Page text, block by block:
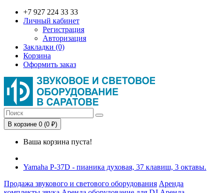
+7 927 224 33 33
Личный кабинет
Регистрация
Авторизация
Закладки (0)
Корзина
Оформить заказ
В корзине 0 (0 ₽)
Ваша корзина пуста!
Yamaha P-37D - пианика духовая, 37 клавиш, 3 октавы.
Продажа звукового и светового оборудования Аренда